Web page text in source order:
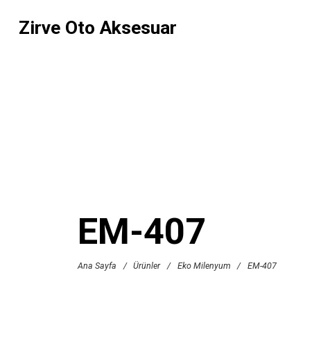
Zirve Oto Aksesuar
EM-407
Ana Sayfa / Ürünler / Eko Milenyum / EM-407